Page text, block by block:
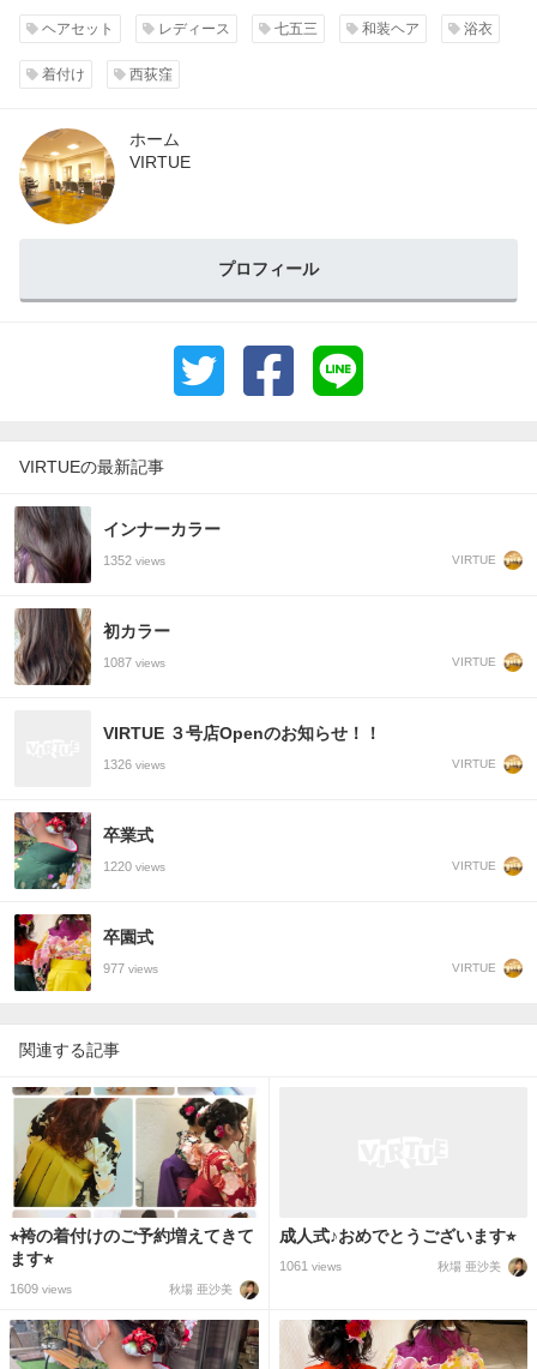
ヘアセット レディース 七五三 和装ヘア 浴衣
着付け 西荻窪
ホーム
VIRTUE
プロフィール
VIRTUEの最新記事
インナーカラー
1352 views VIRTUE
初カラー
1087 views VIRTUE
VIRTUE ３号店Openのお知らせ！！
1326 views VIRTUE
卒業式
1220 views VIRTUE
卒園式
977 views VIRTUE
関連する記事
⭐︎袴の着付けのご予約増えてきて
ます⭐︎
1609 views 秋場 亜沙美
成人式♪おめでとうございます⭐︎
1061 views 秋場 亜沙美